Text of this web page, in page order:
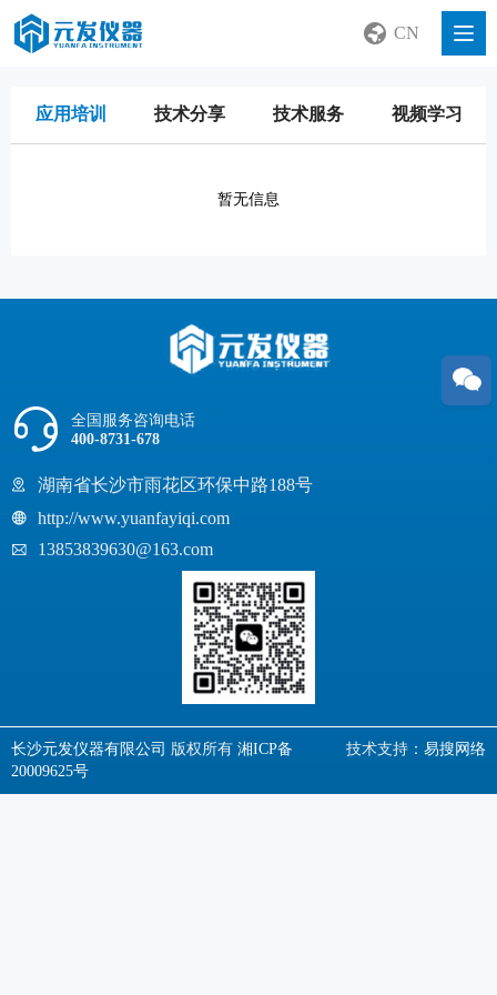
CN
应用培训 技术分享 技术服务 视频学习
暂无信息
全国服务咨询电话
400-8731-678
湖南省长沙市雨花区环保中路188号
http://www.yuanfayiqi.com
13853839630@163.com
技术支持： 易搜网络
长沙元发仪器有限公司 版权所有 湘ICP备
20009625号